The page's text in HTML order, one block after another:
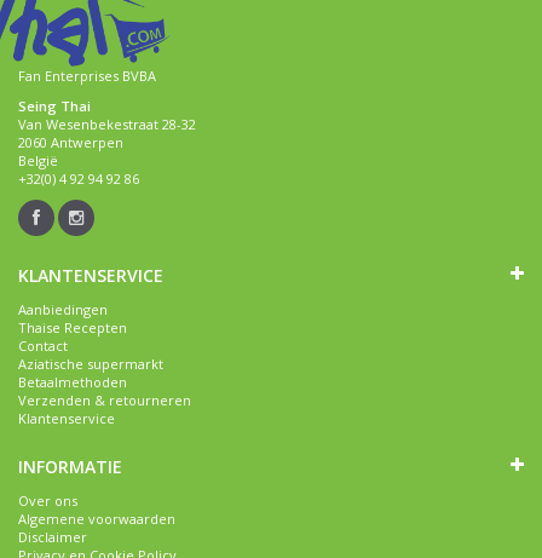
Fan Enterprises BVBA
Seing Thai
Van Wesenbekestraat 28-32
2060 Antwerpen
België
+32(0) 4 92 94 92 86
KLANTENSERVICE
Aanbiedingen
Thaise Recepten
Contact
Aziatische supermarkt
Betaalmethoden
Verzenden & retourneren
Klantenservice
INFORMATIE
Over ons
Algemene voorwaarden
Disclaimer